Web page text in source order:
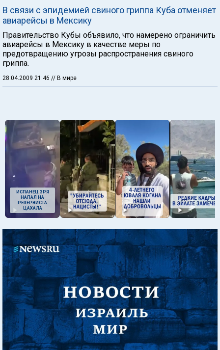
В связи с эпидемией свиного гриппа Куба отменяет
авиарейсы в Мексику
Правительство Кубы объявило, что намерено ограничить
авиарейсы в Мексику в качестве меры по
предотвращению угрозы распространения свиного
гриппа.
28.04.2009 21:46 // В мире
ИСПАНЕЦ ЗРЯ
НАПАЛ НА
РЕЗЕРВИСТА
ЦАХАЛА